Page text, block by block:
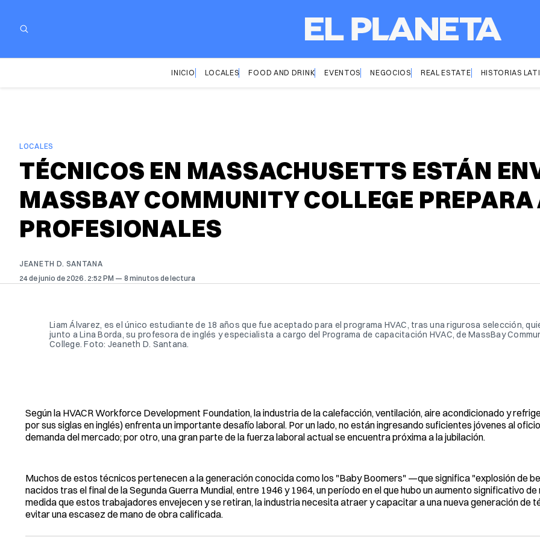
INICIO LOCALES FOOD AND DRINK EVENTOS NEGOCIOS REAL ESTATE HISTORIAS
LOCALES
TÉCNICOS EN MASSACHUSETTS ESTÁN
MASSBAY COMMUNITY COLLEGE PREPARA
PROFESIONALES
JEANETH D. SANTANA
24 de junio de 2026 . 2:52 PM 8 minutos de lectura
Liam Álvarez, es el único estudiante de 18 años que fue aceptado para el programa HVAC, tras una rigurosa selección,
junto a Lina Borda, su profesora de inglés y especialista a cargo del Programa de capacitación HVAC, de MassBay
College. Foto: Jeaneth D. Santana.
Según la HVACR Workforce Development Foundation, la industria de la calefacción, ventilación, aire acondicionado y
por sus siglas en inglés) enfrenta un importante desafío laboral. Por un lado, no están ingresando suficientes jóvenes al
demanda del mercado; por otro, una gran parte de la fuerza laboral actual se encuentra próxima a la jubilación.
Muchos de estos técnicos pertenecen a la generación conocida como los "Baby Boomers" —que significa "explosión de
nacidos tras el final de la Segunda Guerra Mundial, entre 1946 y 1964, un período en el que hubo un aumento significativo
medida que estos trabajadores envejecen y se retiran, la industria necesita atraer y capacitar a una nueva generación de
evitar una escasez de mano de obra calificada.